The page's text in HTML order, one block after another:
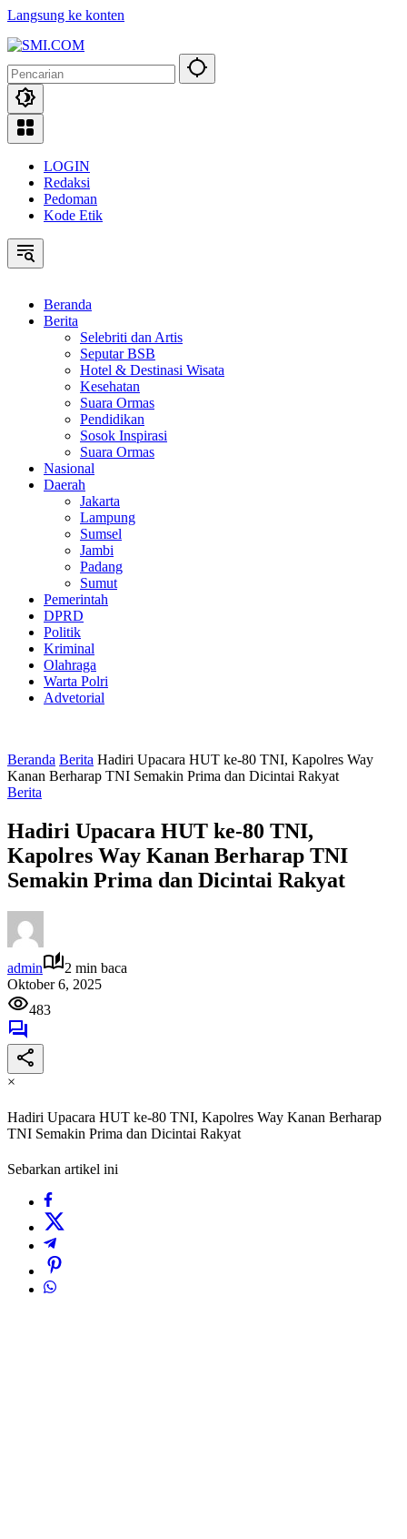
Langsung ke konten
LOGIN
Redaksi
Pedoman
Kode Etik
Beranda
Berita
Selebriti dan Artis
Seputar BSB
Hotel & Destinasi Wisata
Kesehatan
Suara Ormas
Pendidikan
Sosok Inspirasi
Suara Ormas
Nasional
Daerah
Jakarta
Lampung
Sumsel
Jambi
Padang
Sumut
Pemerintah
DPRD
Politik
Kriminal
Olahraga
Warta Polri
Advetorial
Beranda Berita Hadiri Upacara HUT ke-80 TNI, Kapolres Way
Kanan Berharap TNI Semakin Prima dan Dicintai Rakyat
Berita
Hadiri Upacara HUT ke-80 TNI,
Kapolres Way Kanan Berharap TNI
Semakin Prima dan Dicintai Rakyat
admin
2 min baca
Oktober 6, 2025
483
×
Hadiri Upacara HUT ke-80 TNI, Kapolres Way Kanan Berharap
TNI Semakin Prima dan Dicintai Rakyat
Sebarkan artikel ini